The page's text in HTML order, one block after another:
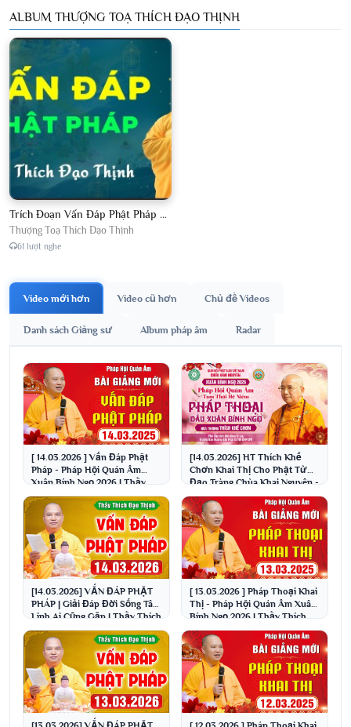
ALBUM THƯỢNG TOẠ THÍCH ĐẠO THỊNH
Trích Đoạn Vấn Đáp Phật Pháp 2026
Thượng Toạ Thích Đạo Thịnh
61 lượt nghe
Video mới hơn Video cũ hơn Chủ đề Videos
Danh sách Giảng sư Album pháp âm Radar
[ 14.03.2026 ] Vấn Đáp Phật
Pháp - Pháp Hội Quán Âm
Xuân Bính Ngọ 2026 | Thầy
Thích Đạo Thịnh
[14.03.2026] HT Thích Khế
Chơn Khai Thị Cho Phật Tử
Đạo Tràng Chùa Khai Nguyên -
Xuân Bính Ngọ 2026
[14.03.2026] VẤN ĐÁP PHẬT
PHÁP | Giải Đáp Đời Sống Tâm
Linh Ai Cũng Gặp | Thầy Thích
Đạo Thịnh
[ 13.03.2026 ] Pháp Thoại Khai
Thị - Pháp Hội Quán Âm Xuân
Bính Ngọ 2026 | Thầy Thích
Đạo Thịnh